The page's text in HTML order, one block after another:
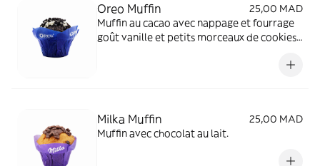
Oreo Muffin
25,00 MAD
Muffin au cacao avec nappage et fourrage
goût vanille et petits morceaux de cookies
Milka Muffin
25,00 MAD
Muffin avec chocolat au lait.